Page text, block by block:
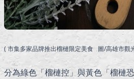
( 市集多家品牌推出榴槤限定美食 圖/高雄市觀
分為綠色「榴槤控」與黃色「榴槤